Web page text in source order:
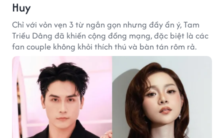
Huy
Chỉ với vỏn vẹn 3 từ ngắn gọn nhưng đầy ẩn ý, Tam
Triều Dâng đã khiến cộng đồng mạng, đặc biệt là các
fan couple không khỏi thích thú và bàn tán rôm rả.